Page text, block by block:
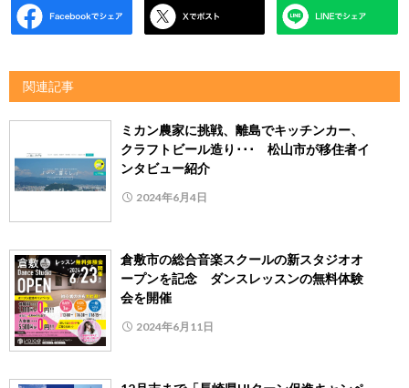
関連記事
ミカン農家に挑戦、離島でキッチンカー、
クラフトビール造り･･･ 松山市が移住者イ
ンタビュー紹介
2024年6月4日
倉敷市の総合音楽スクールの新スタジオオ
ープンを記念 ダンスレッスンの無料体験
会を開催
2024年6月11日